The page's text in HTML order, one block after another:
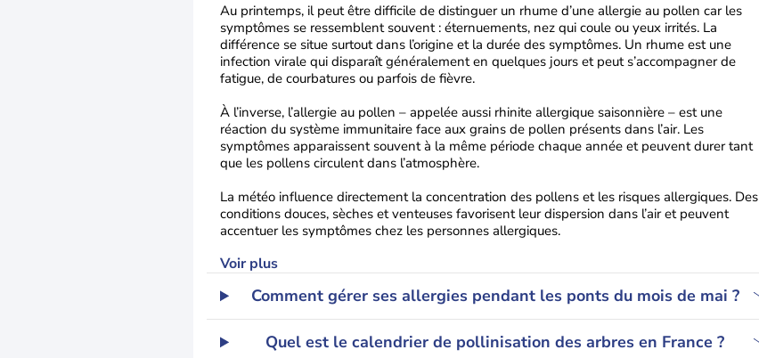
Au printemps, il peut être difficile de distinguer un rhume d’une allergie au pollen car les
symptômes se ressemblent souvent : éternuements, nez qui coule ou yeux irrités. La
différence se situe surtout dans l’origine et la durée des symptômes. Un rhume est une
infection virale qui disparaît généralement en quelques jours et peut s’accompagner de
fatigue, de courbatures ou parfois de fièvre.
À l’inverse, l’allergie au pollen – appelée aussi rhinite allergique saisonnière – est une
réaction du système immunitaire face aux grains de pollen présents dans l’air. Les
symptômes apparaissent souvent à la même période chaque année et peuvent durer tant
que les pollens circulent dans l’atmosphère.
La météo influence directement la concentration des pollens et les risques allergiques. Des
conditions douces, sèches et venteuses favorisent leur dispersion dans l’air et peuvent
accentuer les symptômes chez les personnes allergiques.
Voir plus
Comment gérer ses allergies pendant les ponts du mois de mai ?
Quel est le calendrier de pollinisation des arbres en France ?